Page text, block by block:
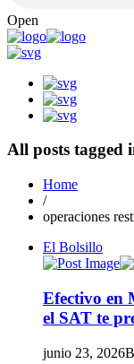
Open
All posts tagged
Home
/
operaciones
El Bolsillo
Efectivo en
el SAT te
junio 23, 2026